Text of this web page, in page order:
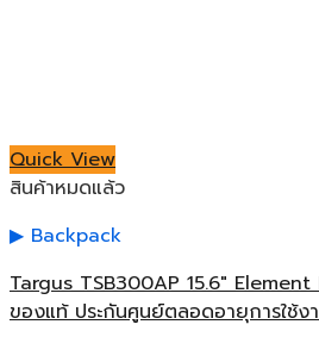
Quick View
สินค้าหมดแล้ว
Backpack
Targus TSB300AP 15.6″ Element
ของแท้ ประกันศูนย์ตลอดอายุการใช้ง